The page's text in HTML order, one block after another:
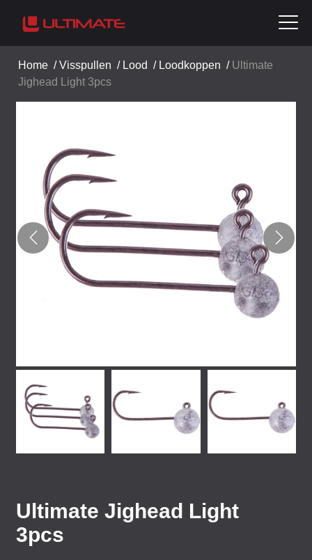
Home /Visspullen / Lood / Loodkoppen / Ultimate
Jighead Light 3pcs
Ultimate Jighead Light
3pcs